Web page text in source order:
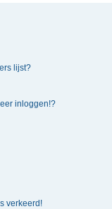
lijst?
inloggen!?
verkeerd!